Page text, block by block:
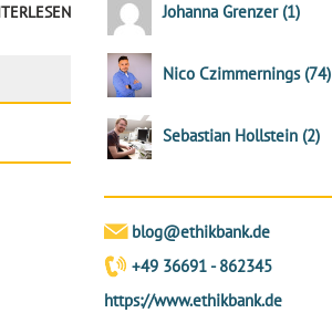
Johanna Grenzer (1)
Nico Czimmernings (74)
Sebastian Hollstein (2)
blog@ethikbank.de
+49 36691 - 862345
https://www.ethikbank.de